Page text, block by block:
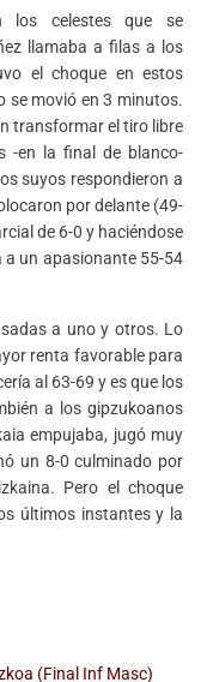
los celestes que se
llamaba a filas a los
el choque en estos
se movió en 3 minutos.
transformar el tiro libre
-en la final de blanco-
suyos respondieron a
por delante (49-
de 6-0 y haciéndose
un apasionante 55-54
a uno y otros. Lo
renta favorable para
al 63-69 y es que los
a los gipzukoanos
empujaba, jugó muy
un 8-0 culminado por
Pero el choque
últimos instantes y la